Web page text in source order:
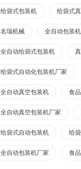
给袋式包装机 给袋式
名瑞机械 全自动包装机
全自动给袋式包装机
给袋式自动化包装机厂家
全自动真空包装机 食
全自动真空包装机厂家
给袋式自动包装机 给
全自动包装机厂家 食